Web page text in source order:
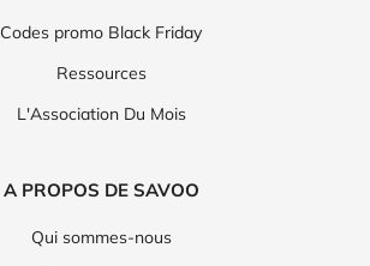
Codes promo Black Friday
Ressources
L'Association Du Mois
A PROPOS DE SAVOO
Qui sommes-nous